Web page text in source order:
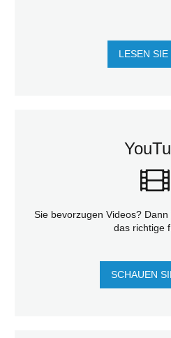
LESEN SIE
Sie bevorzugen Videos?
das richtige
SCHAUEN